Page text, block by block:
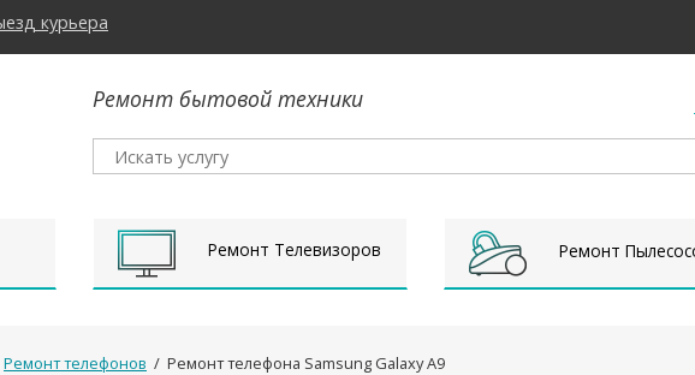
курьера
Ремонт бытовой техники
Ремонт Телевизоров Ремонт
Ремонт телефонов / Ремонт телефона Samsung Galaxy A9